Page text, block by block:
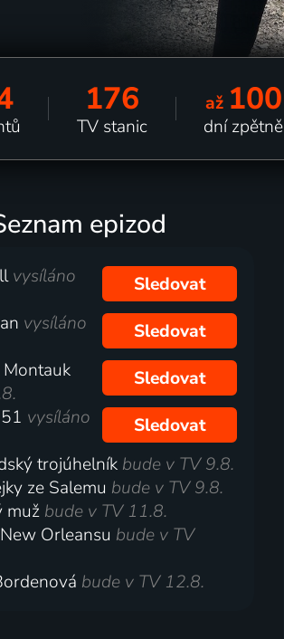
176
TV stanic
až 100
dní zpětně
epizod
vysíláno
Sledovat
vysíláno
Sledovat
Sledovat
vysíláno
Sledovat
trojúhelník bude v TV 9.8.
ze Salemu bude v TV 9.8.
muž bude v TV 11.8.
Orleansu bude v TV
bude v TV 12.8.